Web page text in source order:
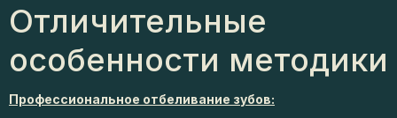
Отличительные
особенности методики
Профессиональное отбеливание зубов: